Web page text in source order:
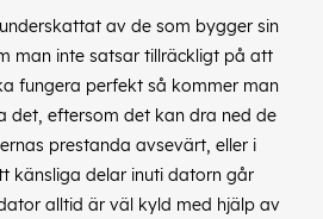
av de som bygger sin
man inte satsar tillräckligt på att
fungera perfekt så kommer man
det, eftersom det kan dra ned de
prestanda avsevärt, eller i
känsliga delar inuti datorn går
alltid är väl kyld med hjälp av